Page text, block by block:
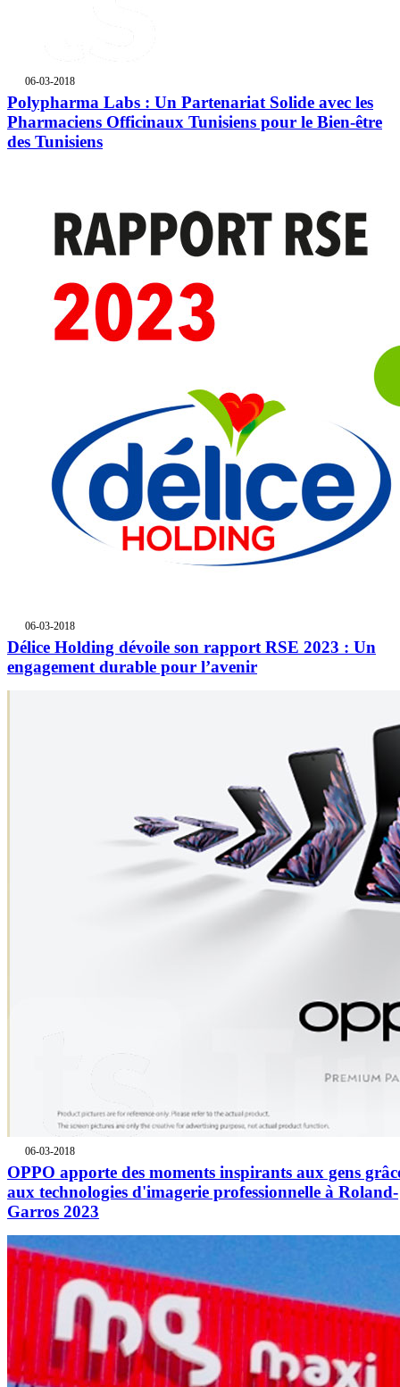
06-03-2018
Polypharma Labs : Un Partenariat Solide avec les
Pharmaciens Officinaux Tunisiens pour le Bien-être
des Tunisiens
06-03-2018
Délice Holding dévoile son rapport RSE 2023 : Un
engagement durable pour l’avenir
06-03-2018
OPPO apporte des moments inspirants aux gens
aux technologies d'imagerie professionnelle à Roland-
Garros 2023